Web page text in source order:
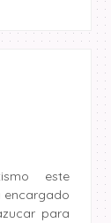
este
encargado
para